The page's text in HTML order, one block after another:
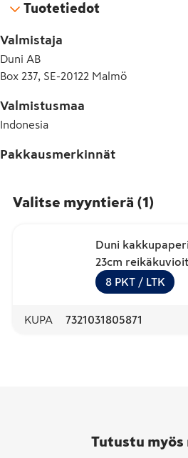
Tuotetiedot
Valmistaja
Duni AB
Box 237, SE-20122 Malmö
Valmistusmaa
Indonesia
Pakkausmerkinnät
Valitse myyntierä (1)
Duni
23cm
8 PKT / LTK
KUPA 7321031805871
Tutustu myös